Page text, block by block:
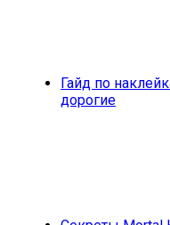
Гайд по
дорогие